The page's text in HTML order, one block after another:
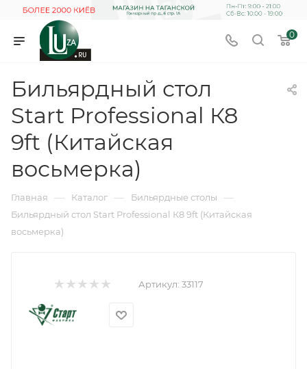
0
Бильярдный стол
Start Professional К8
9ft (Китайская
восьмерка)
Главная — Каталог — Бильярдные столы —
Бильярдный стол Start Professional К8 9ft (Китайская
восьмерка)
Артикул: 33117